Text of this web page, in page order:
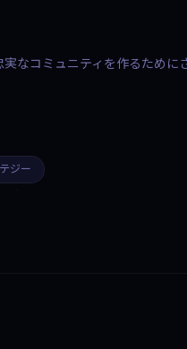
なコミュニティを作るため
ジー